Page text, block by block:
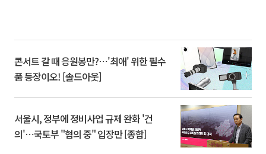
콘서트 갈 때 응원봉만?⋯'최애' 위한 필수
품 등장이오! [솔드아웃]
서울시, 정부에 정비사업 규제 완화 '건
의'⋯국토부 "협의 중" 입장만 [종합]